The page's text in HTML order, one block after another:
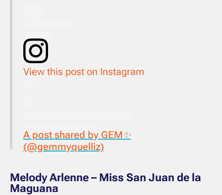
View this post on Instagram
A post shared by GEM✨
(@gemmyquelliz)
Melody Arlenne – Miss San Juan de la
Maguana